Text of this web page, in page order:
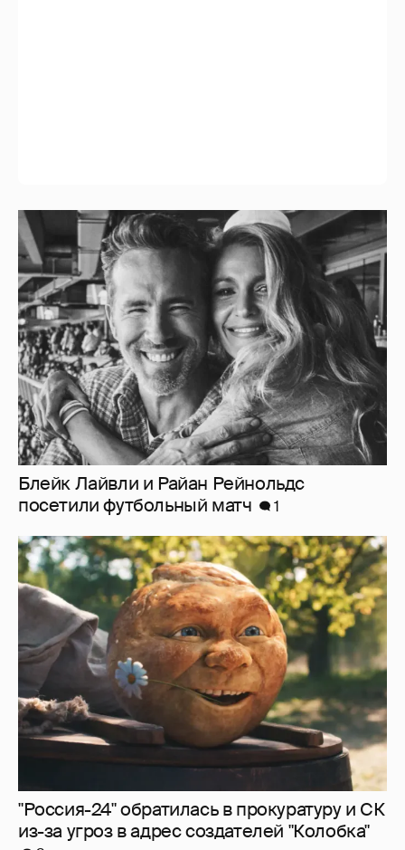
Блейк Лайвли и Райан Рейнольдс
посетили футбольный матч
1
"Россия-24" обратилась в прокуратуру и СК
из-за угроз в адрес создателей "Колобка"